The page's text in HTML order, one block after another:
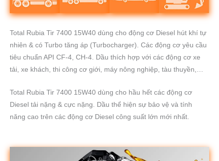
Total Rubia Tir 7400 15W40 dùng cho động cơ Diesel hút khí tự
nhiên & có Turbo tăng áp (Turbocharger). Các động cơ yêu cầu
tiêu chuẩn API CF-4, CH-4. Dầu thích hợp với các động cơ xe
tải, xe khách, thi công cơ giới, máy nông nghiệp, tàu thuyền,…
Total Rubia Tir 7400 15W40 dùng cho hầu hết các động cơ
Diesel tải nặng & cực nặng. Dầu thể hiện sự bảo vệ và tính
năng cao trên các động cơ Diesel công suất lớn mới nhất.